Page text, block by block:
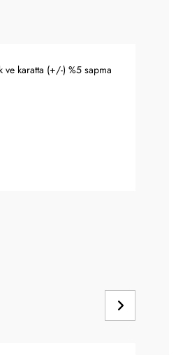
ve karatta (+/-) %5 sapma